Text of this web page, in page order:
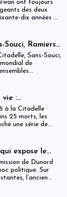
ont toujours
des deux
dix années de
sur lesquels
Ramiers :
patrimoine
Sans-Souci,
de
fragilisée par
effective.
vie :
démission
à la Citadelle
25 morts, les
une série de
ravivant les
publiques.
expose le
de Dunord
politique. Sur
l’ancien